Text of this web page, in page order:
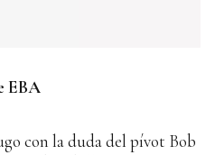
EBA
con la duda del pívot Bob